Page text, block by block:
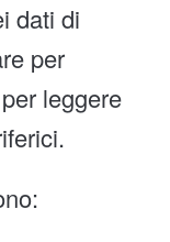
dati di
per
leggere